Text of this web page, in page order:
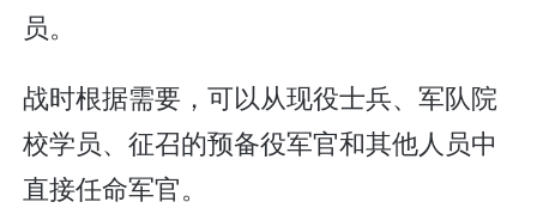
员。
战时根据需要，可以从现役士兵、军队院
校学员、征召的预备役军官和其他人员中
直接任命军官。